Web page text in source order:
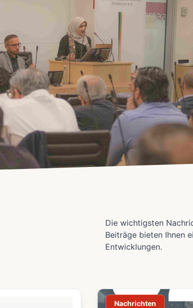
Die wichtigsten
Beiträge bieten Ihnen
Entwicklungen.
Nachrichten